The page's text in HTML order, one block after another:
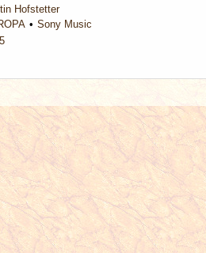
Hofstetter
Sony Music